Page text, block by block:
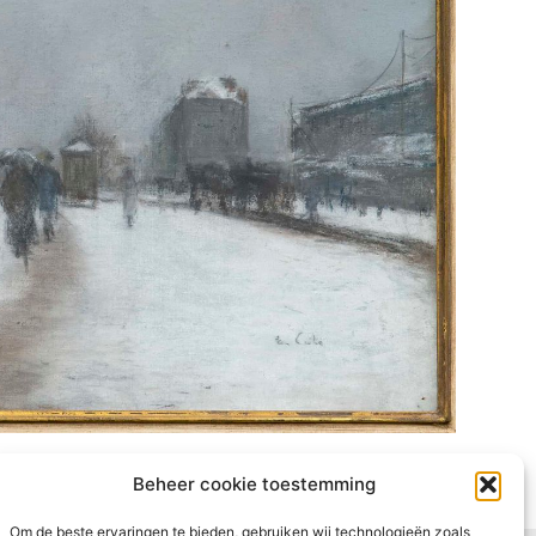
Beheer cookie toestemming
Om de beste ervaringen te bieden, gebruiken wij technologieën zoals